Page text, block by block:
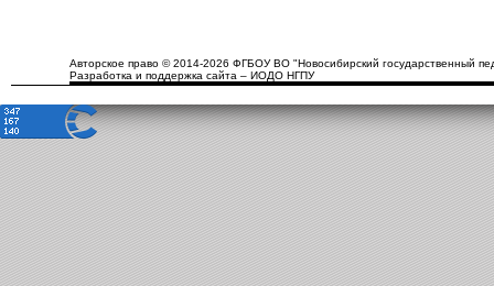
Авторское право © 2014-2026 ФГБОУ ВО "Новосибирский государственный
Разработка и поддержка сайта – ИОДО НГПУ